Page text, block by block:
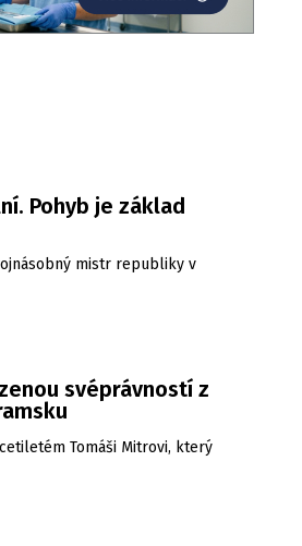
Pohyb je základ
mistr republiky v
svéprávností z
Tomáši Mitrovi, který